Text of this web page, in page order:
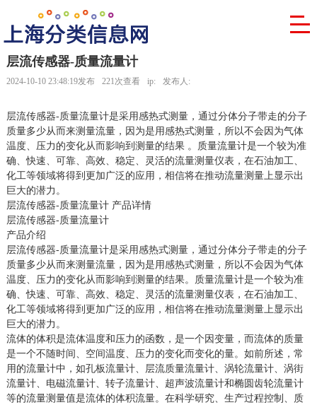
层流传感器-质量流量计
2024-10-10 23:48:19发布 221次查看 ip: 发布人:
层流传感器-质量流量计是采用感热式测量，通过分体分子带走的分子
质量多少从而来测量流量，因为是用感热式测量，所以不会因为气体
温度、压力的变化从而影响到测量的结果 。质量流量计是一个较为准
确、快速、可靠、高效、稳定、灵活的流量测量仪表，在石油加工、
化工等领域将得到更加广泛的应用，相信将在推动流量测量上显示出
巨大的潜力。
层流传感器-质量流量计 产品详情
层流传感器-质量流量计
产品介绍
层流传感器-质量流量计是采用感热式测量，通过分体分子带走的分子
质量多少从而来测量流量，因为是用感热式测量，所以不会因为气体
温度、压力的变化从而影响到测量的结果。质量流量计是一个较为准
确、快速、可靠、高效、稳定、灵活的流量测量仪表，在石油加工、
化工等领域将得到更加广泛的应用，相信将在推动流量测量上显示出
巨大的潜力。
流体的体积是流体温度和压力的函数，是一个因变量，而流体的质量
是一个不随时间、空间温度、压力的变化而变化的量。如前所述，常
用的流量计中，如孔板流量计、层流质量流量计、涡轮流量计、涡街
流量计、电磁流量计、转子流量计、超声波流量计和椭圆齿轮流量计
等的流量测量值是流体的体积流量。在科学研究、生产过程控制、质